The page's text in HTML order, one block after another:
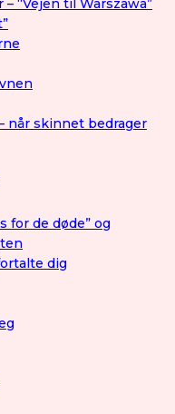
“Vejen til Warszawa”
når skinnet bedrager
for de døde” og
dig